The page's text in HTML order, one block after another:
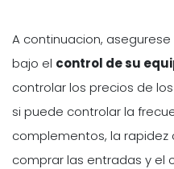
A continuacion,
bajo el control de su
controlar los precios de
si puede controlar la
complementos, la rapidez
comprar las entradas y el